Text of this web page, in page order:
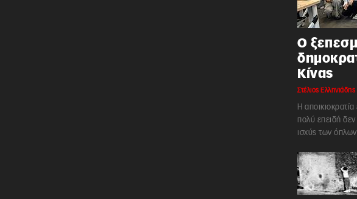
Ο
Κίνας
Στέλιος Ελληνιάδης
Η
πολύ επειδή
ισχύς των